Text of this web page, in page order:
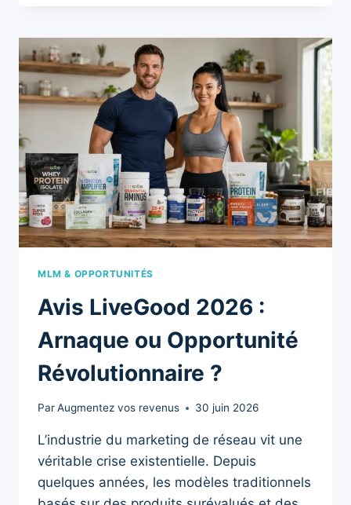
AVIS,
PRODUITS
ET
ANALYSE
DU
VDI
FRANÇAIS
MLM & OPPORTUNITÉS
Avis LiveGood 2026 :
Arnaque ou Opportunité
Révolutionnaire ?
ParAugmentez vos revenus 30 juin 2026
L’industrie du marketing de réseau vit une
véritable crise existentielle. Depuis
quelques années, les modèles traditionnels